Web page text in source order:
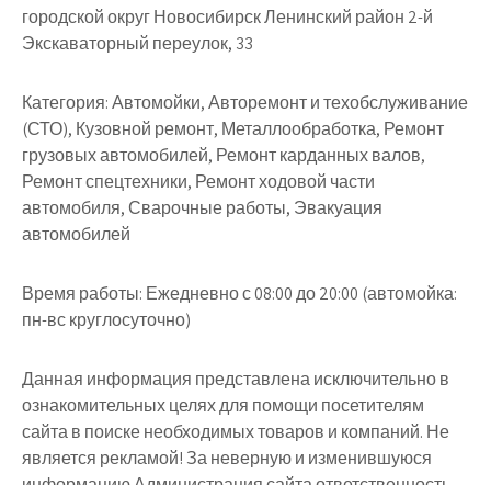
городской округ Новосибирск Ленинский район 2-й
Экскаваторный переулок, 33
Категория:Автомойки, Авторемонт и техобслуживание
(СТО), Кузовной ремонт, Металлообработка, Ремонт
грузовых автомобилей, Ремонт карданных валов,
Ремонт спецтехники, Ремонт ходовой части
автомобиля, Сварочные работы, Эвакуация
автомобилей
Время работы: Ежедневно с 08:00 до 20:00 (автомойка:
пн-вс круглосуточно)
Данная информация представлена исключительно в
ознакомительных целях для помощи посетителям
сайта в поиске необходимых товаров и компаний. Не
является рекламой! За неверную и изменившуюся